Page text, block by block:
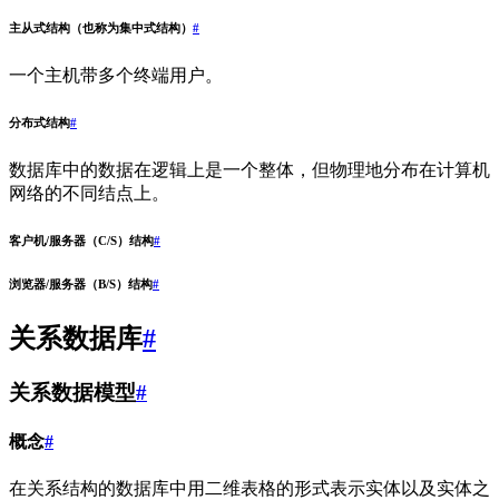
主从式结构（也称为集中式结构） #
一个主机带多个终端用户。
分布式结构#
数据库中的数据在逻辑上是一个整体，但物理地分布在计算机
网络的不同结点上。
客户机/服务器（C/S）结构#
浏览器/服务器（B/S）结构#
关系数据库#
关系数据模型#
概念#
在关系结构的数据库中用二维表格的形式表示实体以及实体之